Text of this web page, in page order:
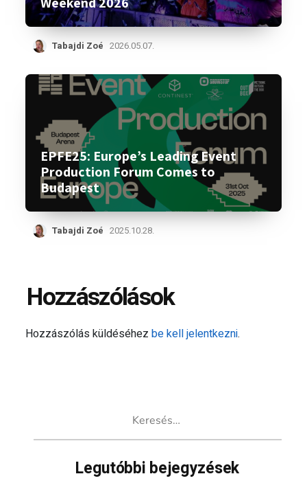
Tabajdi Zoé 2026.05.07.
EPFE25: Europe’s Leading Event
Production Forum Comes to
Budapest
Tabajdi Zoé 2025.10.28.
Hozzászólások
Hozzászólás küldéséhezbe kell jelentkezni.
Legutóbbi bejegyzések